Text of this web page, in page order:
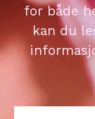
for både
kan du